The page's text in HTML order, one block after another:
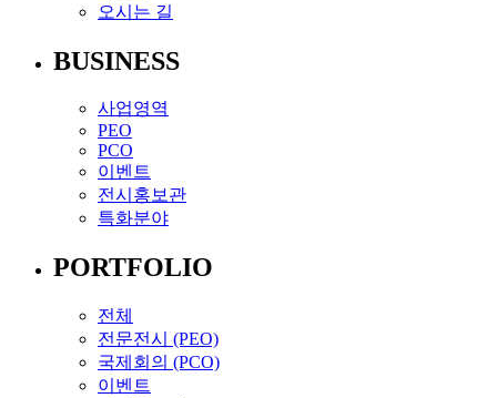
오시는 길
BUSINESS
사업영역
PEO
PCO
이벤트
전시홍보관
특화분야
PORTFOLIO
전체
전문전시 (PEO)
국제회의 (PCO)
이벤트